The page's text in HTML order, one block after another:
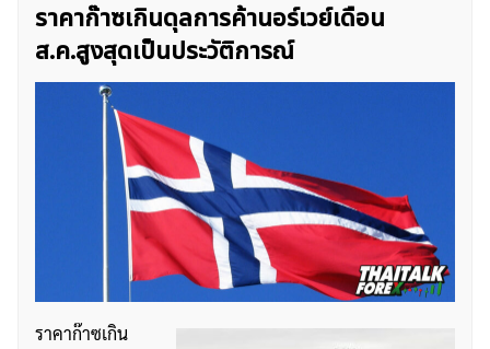
ราคาก๊าซเกินดุลการค้านอร์เวย์เดือน
ส.ค.สูงสุดเป็นประวัติการณ์
ราคาก๊าซเกิน